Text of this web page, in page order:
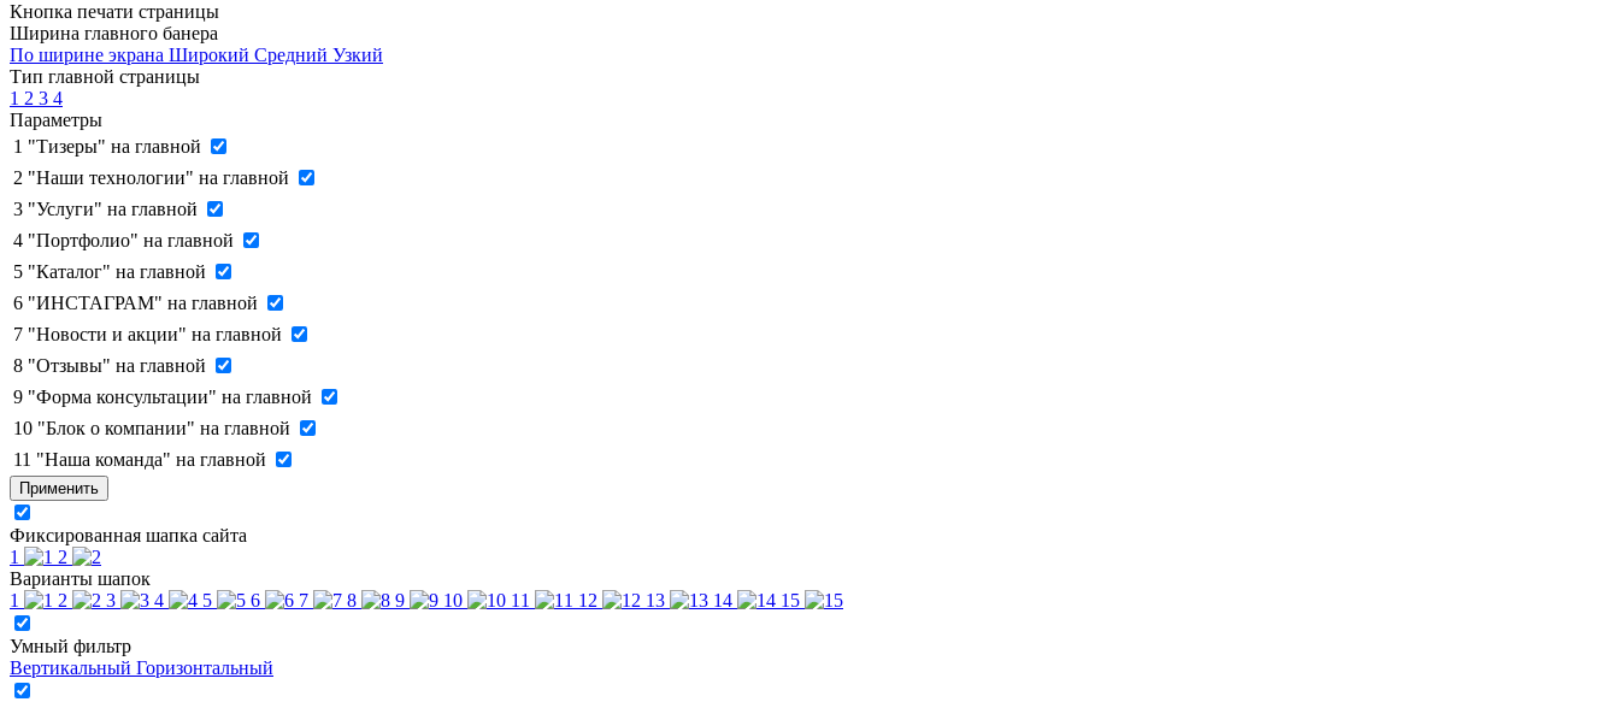
Кнопка печати страницы
Ширина главного банера
По ширине экрана Широкий Средний Узкий
Тип главной страницы
1 2 3 4
Параметры
1 "Тизеры" на главной
2 "Наши технологии" на главной
3 "Услуги" на главной
4 "Портфолио" на главной
5 "Каталог" на главной
6 "ИНСТАГРАМ" на главной
7 "Новости и акции" на главной
8 "Отзывы" на главной
9 "Форма консультации" на главной
10 "Блок о компании" на главной
11 "Наша команда" на главной
Применить
Фиксированная шапка сайта
1
2
Варианты шапок
1
2 3 4 5 6 7 8 9 10 11 12 13 14 15
Умный фильтр
Вертикальный Горизонтальный